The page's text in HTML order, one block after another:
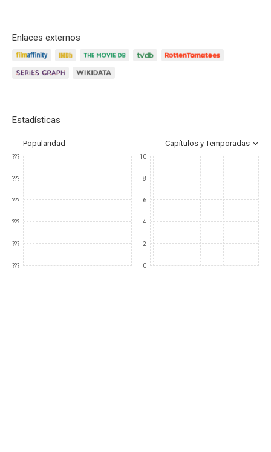
Enlaces externos
Estadísticas
Popularidad Capítulos y Temporadas
???
???
???
???
???
???
10
8
6
4
2
0